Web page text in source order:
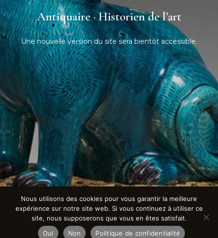
Antiquaire · Historien de l’art
Une nouvelle version du site sera bientôt accessible.
Nous utilisons des cookies pour vous garantir la meilleure
expérience sur notre site web. Si vous continuez à utiliser ce
site, nous supposerons que vous en êtes satisfait.
Oui
Non Politique de confidentialité